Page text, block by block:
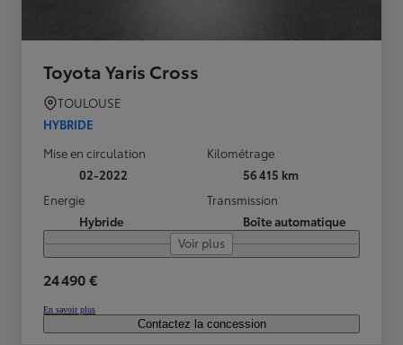
Toyota Yaris Cross
TOULOUSE
HYBRIDE
Mise en circulation
02-2022
Kilométrage
56 415 km
Energie
Hybride
Transmission
Boîte automatique
Voir plus
24 490 €
En savoir plus
Contactez la concession